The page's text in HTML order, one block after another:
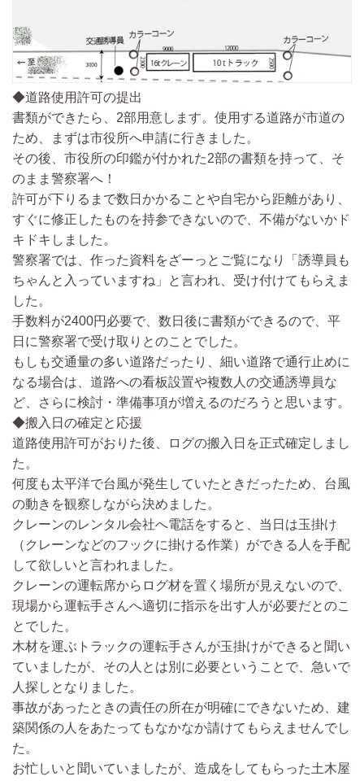
◆道路使用許可の提出
書類ができたら、2部用意し ます。 使用する道路が市道の
ため、まずは市役所へ申請に行き ました。
その後、 市役所の印鑑が付かれた2部の書類を持って、そ
のまま警察署へ！
許可が下りるまで数日かかることや自宅から距離があり、
すぐに修正したものを持参できないので、不備がないかド
キドキしました。
警察署では、作った資料をざーっとご覧になり「誘導員も
ちゃんと入っていますね」と言われ、受け付けてもらえま
した。
手数料が2400円必要で、数日後に書類ができるので、平
日に警察署で受け取りとのことでした。
もしも交通量の多い道路だったり、細い道路で通行止めに
なる場合は、道路への看板設置や複数人の交通誘導員な
ど、さらに検討・準備事項が増えるのだろうと思います。
◆搬入日の確定と応援
道路使用許可がおりた後、ログの搬入日を正式確定しまし
た。
何度も太平洋で台風が発生していたときだったため、台風
の動きを観察しながら決めました。
クレーンのレンタル会社へ電話をすると、当日は玉掛け
（クレーンなどのフックに掛ける作業） ができる人を手配
して欲しいと言われました。
クレーンの運転席からログ材を置く場所が見えないので、
現場から運転手さんへ適切に指示を出す人が必要だとのこ
とでした。
木材を運ぶトラックの運転手さんが玉掛けができると聞い
ていましたが、その人とは別に必要ということで、急いで
人探しとなりました。
事故があったときの責任の所在が明確にできないため、建
築関係の人をあたってもなかなか請けてもらえませんでし
た。
お忙しいと聞いていましたが、造成をしてもらった土木屋